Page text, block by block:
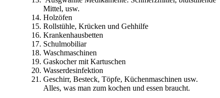
Mittel, usw.
Holzöfen
Rollstühle, Krücken und Gehhilfe
Krankenhausbetten
Schulmobiliar
Waschmaschinen
Gaskocher mit Kartuschen
Wasserdesinfektion
Geschirr, Besteck, Töpfe, Küchenmaschinen usw.
Alles, was man zum kochen und essen braucht.